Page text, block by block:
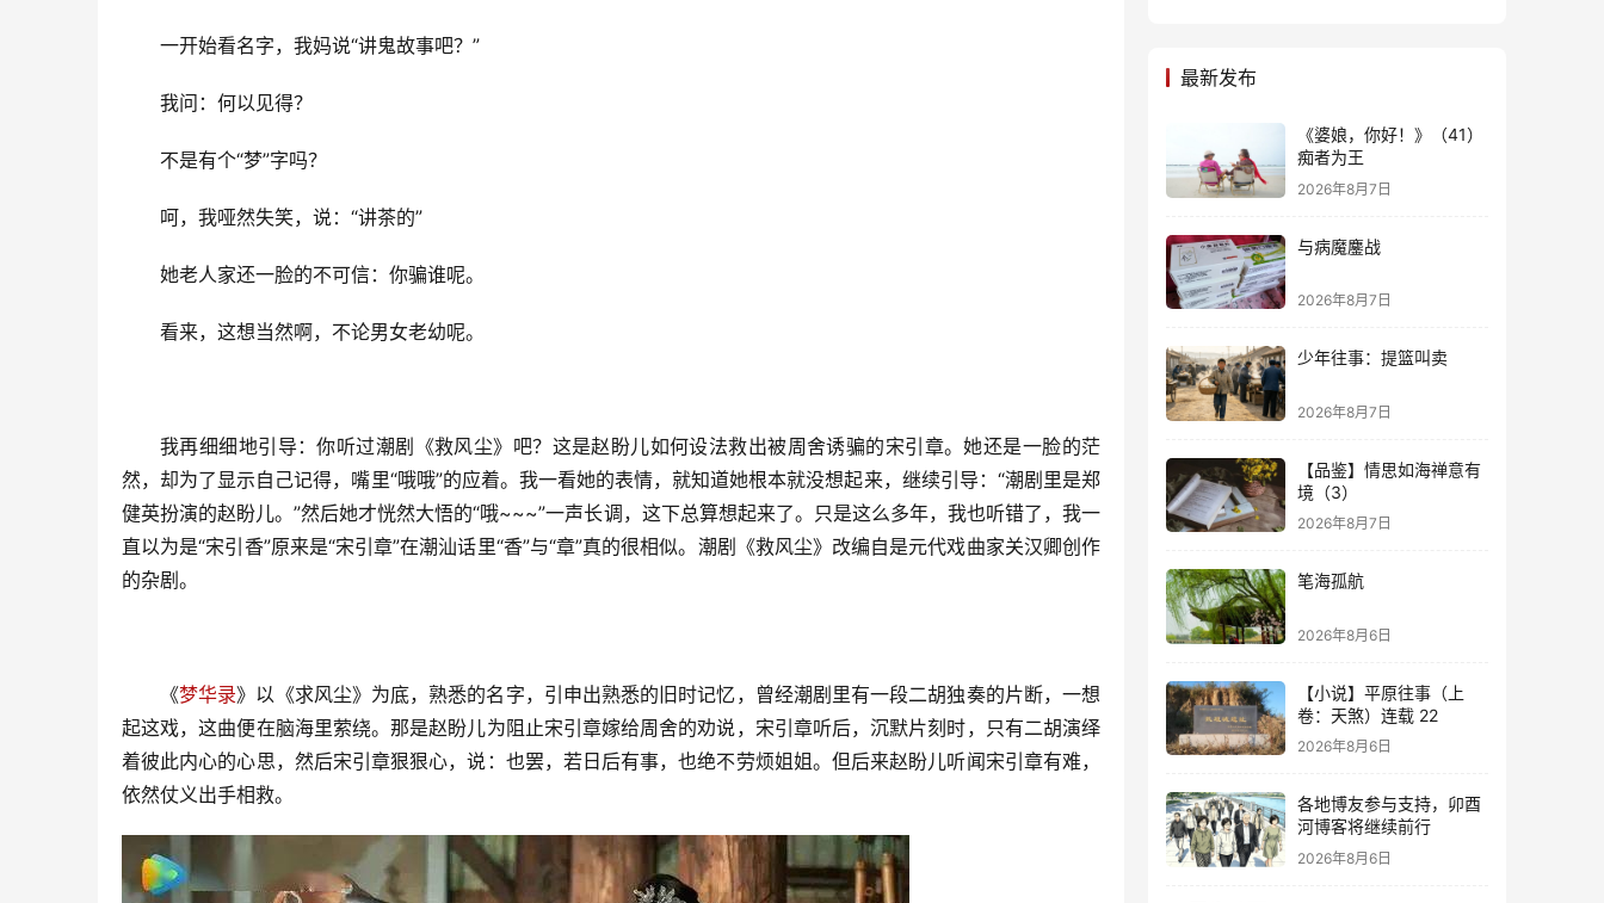
一开始看名字，我妈说“讲鬼故事吧？”
我问：何以见得？
不是有个“梦”字吗？
呵，我哑然失笑，说：“讲茶的”
她老人家还一脸的不可信：你骗谁呢。
看来，这想当然啊，不论男女老幼呢。
我再细细地引导：你听过潮剧《救风尘》吧？这是赵盼儿如何设法救出被周舍诱骗的宋引章。她还是一脸的茫
然，却为了显示自己记得，嘴里“哦哦”的应着。我一看她的表情，就知道她根本就没想起来，继续引导：“潮剧里是郑
健英扮演的赵盼儿。”然后她才恍然大悟的“哦~~~”一声长调，这下总算想起来了。只是这么多年，我也听错了，我一
直以为是“宋引香”原来是“宋引章”在潮汕话里“香”与“章”真的很相似。潮剧《救风尘》改编自是元代戏曲家关汉卿创作
的杂剧。
《梦华录》以《求风尘》为底，熟悉的名字，引申出熟悉的旧时记忆，曾经潮剧里有一段二胡独奏的片断，一想
起这戏，这曲便在脑海里萦绕。那是赵盼儿为阻止宋引章嫁给周舍的劝说，宋引章听后，沉默片刻时，只有二胡演绎
着彼此内心的心思，然后宋引章狠狠心，说：也罢，若日后有事，也绝不劳烦姐姐。但后来赵盼儿听闻宋引章有难，
依然仗义出手相救。
最新发布
《婆娘，你好！》（41）
痴者为王
2026年8月7日
与病魔鏖战
2026年8月7日
少年往事：提篮叫卖
2026年8月7日
【品鉴】情思如海禅意有
境（3）
2026年8月7日
笔海孤航
2026年8月6日
【小说】平原往事（上
卷：天煞）连载 22
2026年8月6日
各地博友参与支持，卯酉
河博客将继续前行
2026年8月6日